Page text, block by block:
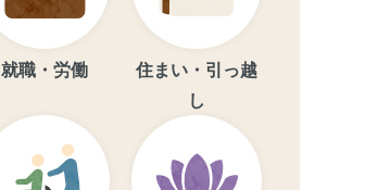
就職・労働
住まい・引っ越
し